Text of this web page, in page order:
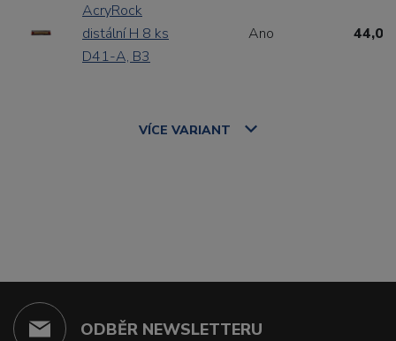
AcryRock
distální H 8 ks
D41-A, B3
Ano 44,00
VÍCE VARIANT
ODBĚR NEWSLETTERU